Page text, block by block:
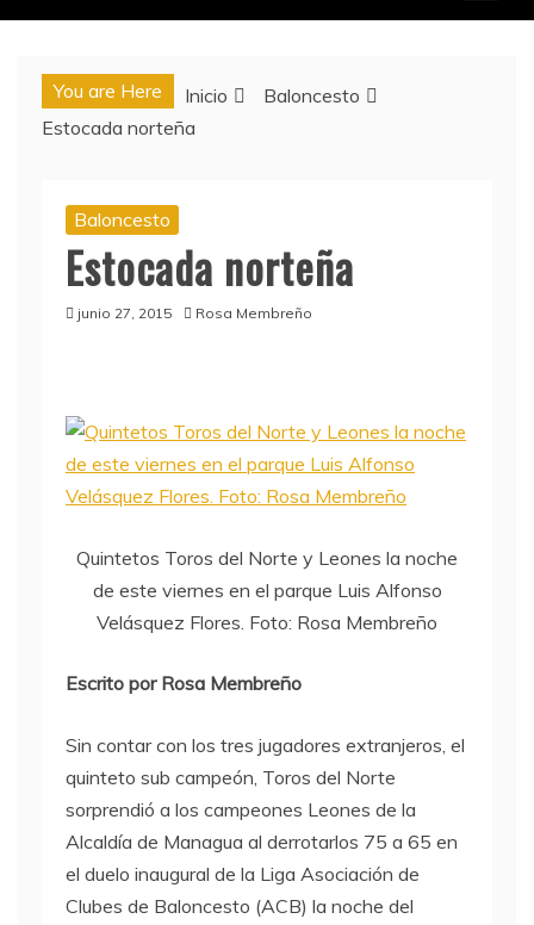
You are Here Inicio
Baloncesto
Estocada norteña
Baloncesto
Estocada norteña
junio 27, 2015 Rosa Membreño
Quintetos Toros del Norte y Leones la noche
de este viernes en el parque Luis Alfonso
Velásquez Flores. Foto: Rosa Membreño
Escrito por Rosa Membreño
Sin contar con los tres jugadores extranjeros, el
quinteto sub campeón, Toros del Norte
sorprendió a los campeones Leones de la
Alcaldía de Managua al derrotarlos 75 a 65 en
el duelo inaugural de la Liga Asociación de
Clubes de Baloncesto (ACB) la noche del